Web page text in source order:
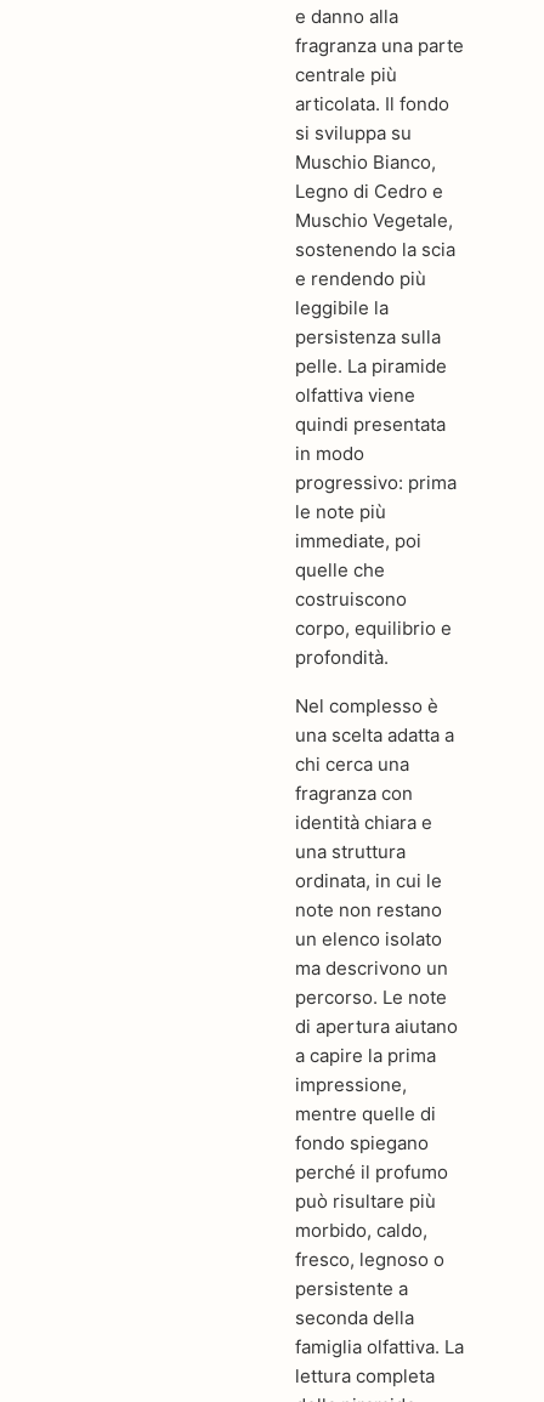
e danno alla
fragranza una parte
centrale più
articolata. Il fondo
si sviluppa su
Muschio Bianco,
Legno di Cedro e
Muschio Vegetale,
sostenendo la scia
e rendendo più
leggibile la
persistenza sulla
pelle. La piramide
olfattiva viene
quindi presentata
in modo
progressivo: prima
le note più
immediate, poi
quelle che
costruiscono
corpo, equilibrio e
profondità.
Nel complesso è
una scelta adatta a
chi cerca una
fragranza con
identità chiara e
una struttura
ordinata, in cui le
note non restano
un elenco isolato
ma descrivono un
percorso. Le note
di apertura aiutano
a capire la prima
impressione,
mentre quelle di
fondo spiegano
perché il profumo
può risultare più
morbido, caldo,
fresco, legnoso o
persistente a
seconda della
famiglia olfattiva. La
lettura completa